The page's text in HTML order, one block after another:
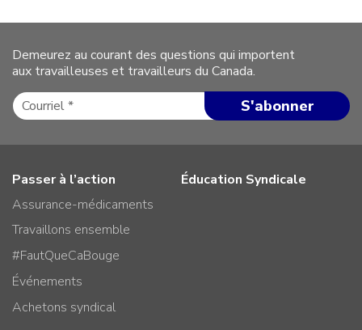
Demeurez au courant des questions qui importent
aux travailleuses et travailleurs du Canada.
Passer à l’action
Assurance-médicaments
Travaillons ensemble
#FautQueCaBouge
Événements
Achetons syndical
Éducation Syndicale